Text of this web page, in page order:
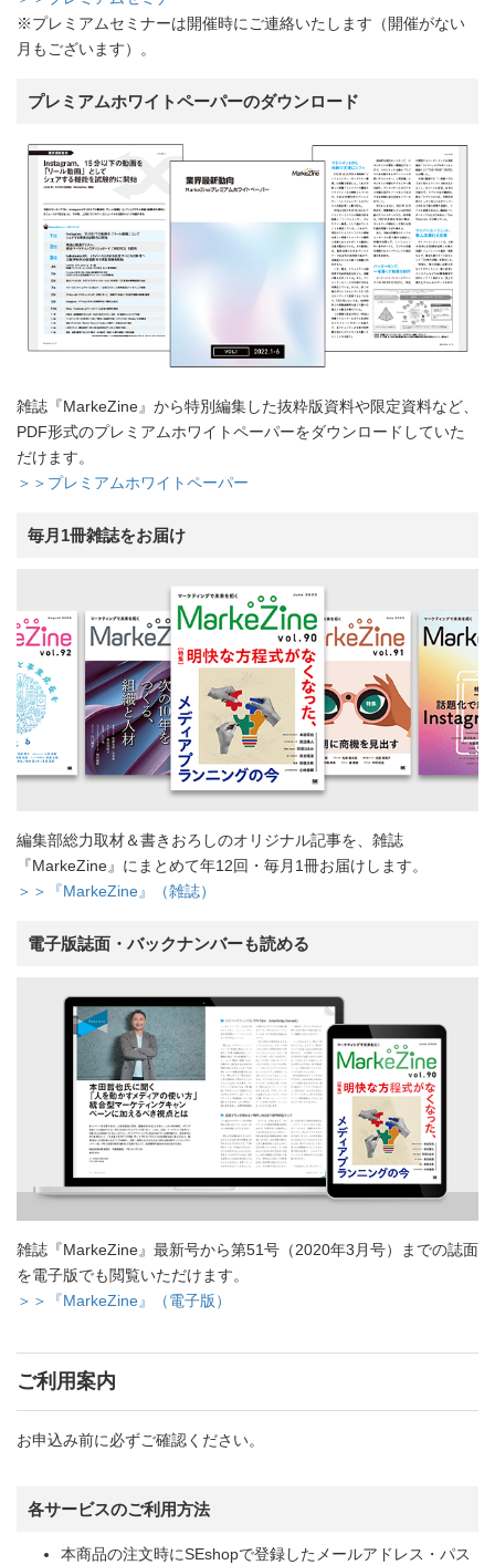
※プレミアムセミナーは開催時にご連絡いたします（開催がない
月もございます）。
プレミアムホワイトペーパーのダウンロード
雑誌『MarkeZine』から特別編集した抜粋版資料や限定資料など、
PDF形式のプレミアムホワイトペーパーをダウンロードしていた
だけます。
＞＞プレミアムホワイトペーパー
毎月1冊雑誌をお届け
編集部総力取材＆書きおろしのオリジナル記事を、雑誌
『MarkeZine』にまとめて年12回・毎月1冊お届けします。
＞＞『MarkeZine』（雑誌）
電子版誌面・バックナンバーも読める
雑誌『MarkeZine』最新号から第51号（2020年3月号）までの誌面
を電子版でも閲覧いただけます。
＞＞『MarkeZine』（電子版）
ご利用案内
お申込み前に必ずご確認ください。
各サービスのご利用方法
本商品の注文時にSEshopで登録したメールアドレス・パス